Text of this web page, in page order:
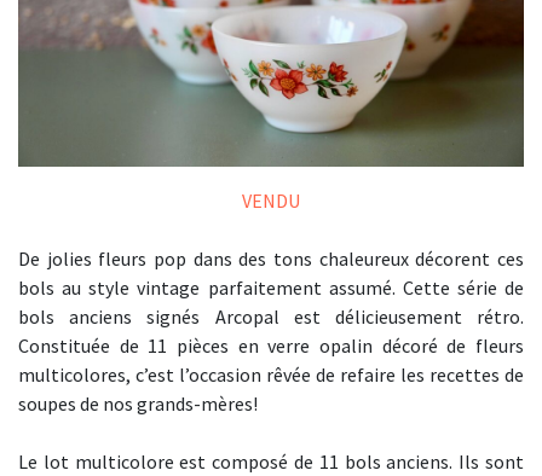
VENDU
De jolies fleurs pop dans des tons chaleureux décorent ces
bols au style vintage parfaitement assumé. Cette série de
bols anciens signés Arcopal est délicieusement rétro.
Constituée de 11 pièces en verre opalin décoré de fleurs
multicolores, c’est l’occasion rêvée de refaire les recettes de
soupes de nos grands-mères!
Le lot multicolore est composé de 11 bols anciens. Ils sont